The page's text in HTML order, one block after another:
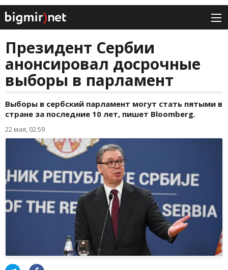
Президент Сербии
анонсировал досрочные
выборы в парламент
Выборы в сербский парламент могут стать пятыми в
стране за последние 10 лет, пишет Bloomberg.
22 мая, 02:59